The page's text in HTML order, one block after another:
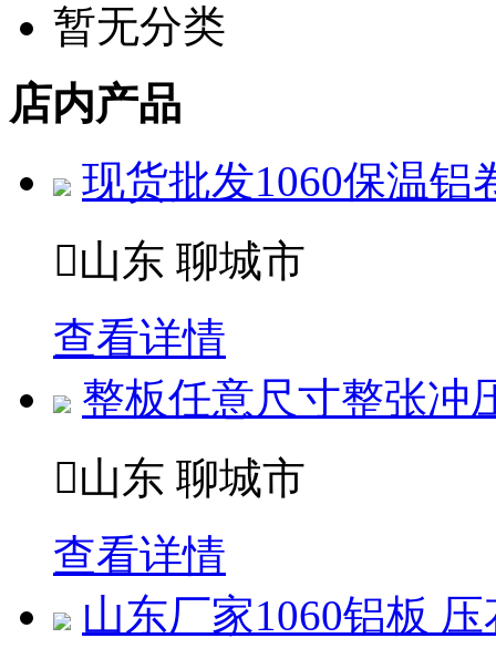
暂无分类
店内产品
现货批发1060保温铝
山东 聊城市
查看详情
整板任意尺寸整张冲
山东 聊城市
查看详情
山东厂家1060铝板